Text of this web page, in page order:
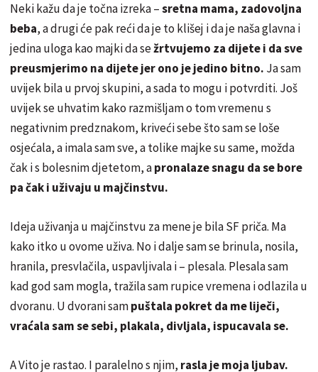
Neki kažu da je točna izreka –sretna mama, zadovoljna
beba, a drugi će pak reći da je to klišej i da je naša glavna i
jedina uloga kao majki da sežrtvujemo za dijete i da sve
preusmjerimo na dijete jer ono je jedino bitno. Ja sam
uvijek bila u prvoj skupini, a sada to mogu i potvrditi. Još
uvijek se uhvatim kako razmišljam o tom vremenu s
negativnim predznakom, kriveći sebe što sam se loše
osjećala, a imala sam sve, a tolike majke su same, možda
čak i s bolesnim djetetom, apronalaze snagu da se bore
pa čak i uživaju u majčinstvu.
Ideja uživanja u majčinstvu za mene je bila SF priča. Ma
kako itko u ovome uživa. No i dalje sam se brinula, nosila,
hranila, presvlačila, uspavljivala i – plesala. Plesala sam
kad god sam mogla, tražila sam rupice vremena i odlazila u
dvoranu. U dvorani sampuštala pokret da me liječi,
vraćala sam se sebi, plakala, divljala, ispucavala se.
A Vito je rastao. I paralelno s njim, rasla je moja ljubav.